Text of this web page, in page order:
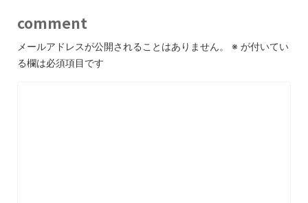
comment
メールアドレスが公開されることはありません。 ※ が付いてい
る欄は必須項目です